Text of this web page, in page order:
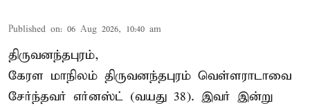
Published on: 06 Aug 2026, 10:40 am
திருவனந்தபுரம்,
கேரள மாநிலம் திருவனந்தபுரம் வெள்ளராடாவை
சேர்ந்தவர் எர்னஸ்ட் (வயது 38). இவர் இன்று